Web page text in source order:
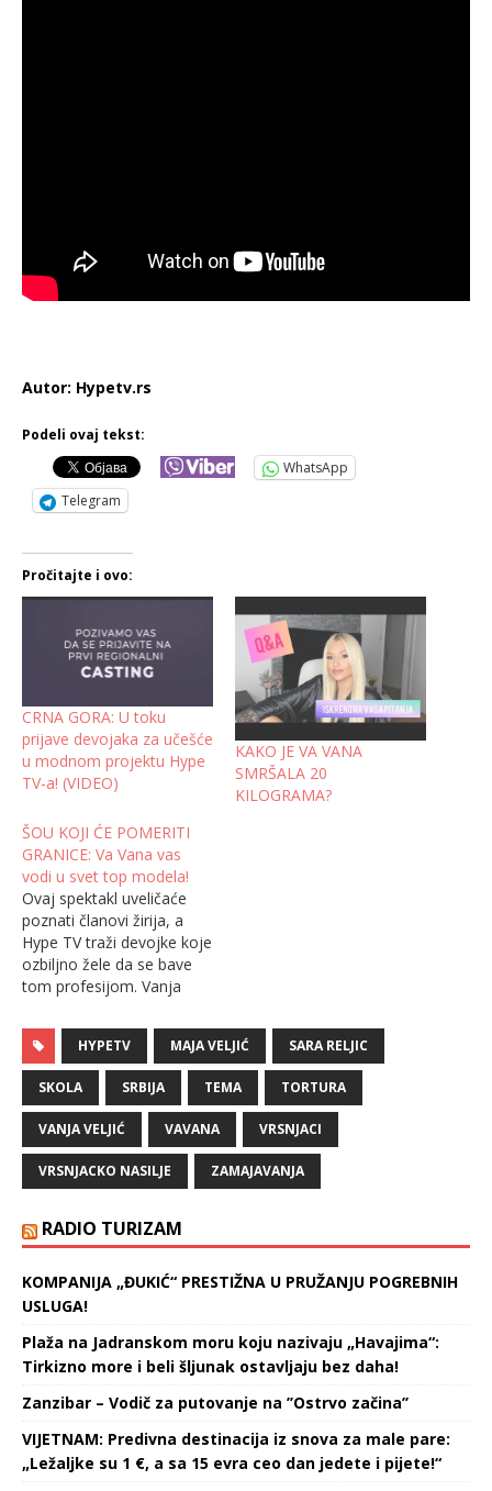
Autor: Hypetv.rs
Podeli ovaj tekst:
WhatsApp
Telegram
Pročitajte i ovo:
CRNA GORA: U toku
prijave devojaka za učešće
u modnom projektu Hype
TV-a! (VIDEO)
KAKO JE VA VANA
SMRŠALA 20
KILOGRAMA?
ŠOU KOJI ĆE POMERITI
GRANICE: Va Vana vas
vodi u svet top modela!
Ovaj spektakl uveličaće
poznati članovi žirija, a
Hype TV traži devojke koje
ozbiljno žele da se bave
tom profesijom. Vanja
je YouTube kanal Va
Vana za kratko vreme
postao veoma popularan
među njenim mlađom
populacijom, ali i među
svim drugim devojkama
koje je zaintrigiralo da
pogledaju po čemu se
razlikuju…
HYPETV MAJA VELJIĆ SARA RELJIC
SKOLA SRBIJA TEMA TORTURA
VANJA VELJIĆ VAVANA VRSNJACI
VRSNJACKO NASILJE ZAMAJAVANJA
RADIO TURIZAM
KOMPANIJA „ĐUKIĆ“ PRESTIŽNA U PRUŽANJU POGREBNIH
USLUGA!
Plaža na Jadranskom moru koju nazivaju „Havajima“:
Tirkizno more i beli šljunak ostavljaju bez daha!
Zanzibar – Vodič za putovanje na ’’Ostrvo začina’’
VIJETNAM: Predivna destinacija iz snova za male pare:
„Ležaljke su 1 €, a sa 15 evra ceo dan jedete i pijete!“